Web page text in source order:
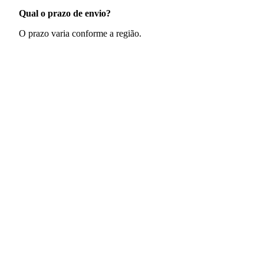
Qual o prazo de envio?
O prazo varia conforme a região.